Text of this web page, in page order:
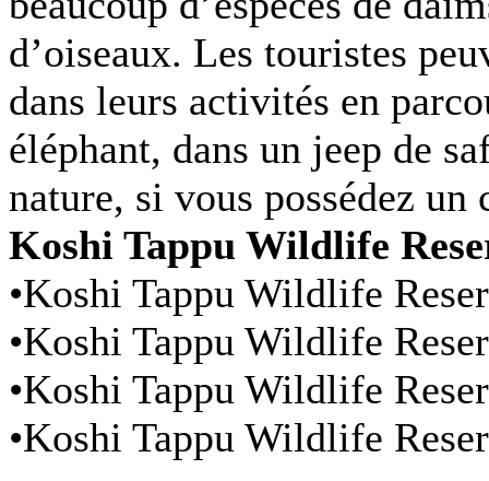
d’oiseaux. Les touristes
dans leurs activités en
éléphant, dans un jeep de
nature, si vous possédez
Koshi Tappu Wildlife
•Koshi Tappu Wildlife
•Koshi Tappu Wildlife
•Koshi Tappu Wildlife
•Koshi Tappu Wildlife